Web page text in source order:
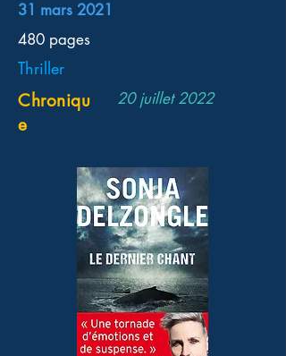
31 mars 2021
480 pages
Thriller
Chroniqu
e
20 juillet 2022